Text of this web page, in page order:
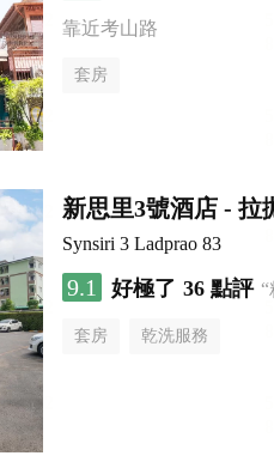
靠近考山路
套房
新思里3號酒店 - 拉
Synsiri 3 Ladprao 83
9.1 好極了 36 點評
套房 乾洗服務